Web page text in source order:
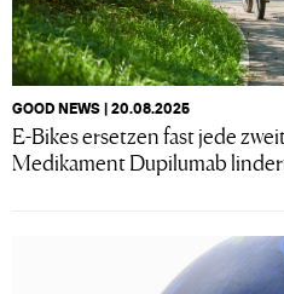
GOOD NEWS | 20.08.2025
E-Bikes ersetzen fast jede
Medikament Dupilumab